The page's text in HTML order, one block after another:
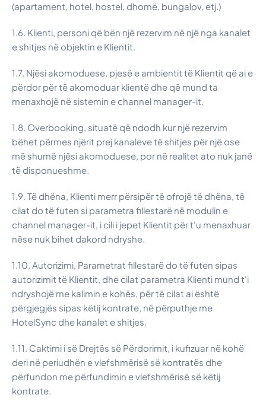
(apartament, hotel, hostel, dhomë, bungalov, etj.)
1.6. Klienti, personi që bën një rezervim në një nga kanalet
e shitjes në objektin e Klientit.
1.7. Njësi akomoduese, pjesë e ambientit të Klientit që ai e
përdor për të akomoduar klientë dhe që mund ta
menaxhojë në sistemin e channel manager-it.
1.8. Overbooking, situatë që ndodh kur një rezervim
bëhet përmes njërit prej kanaleve të shitjes për një ose
më shumë njësi akomoduese, por në realitet ato nuk janë
të disponueshme.
1.9. Të dhëna, Klienti merr përsipër të ofrojë të dhëna, të
cilat do të futen si parametra fillestarë në modulin e
channel manager-it, i cili i jepet Klientit për t'u menaxhuar
nëse nuk bihet dakord ndryshe.
1.10. Autorizimi, Parametrat fillestarë do të futen sipas
autorizimit të Klientit, dhe cilat parametra Klienti mund t'i
ndryshojë me kalimin e kohës, për të cilat ai është
përgjegjës sipas këtij kontrate, në përputhje me
HotelSync dhe kanalet e shitjes.
1.11. Caktimi i së Drejtës së Përdorimit, i kufizuar në kohë
deri në periudhën e vlefshmërisë së kontratës dhe
përfundon me përfundimin e vlefshmërisë së këtij
kontrate.